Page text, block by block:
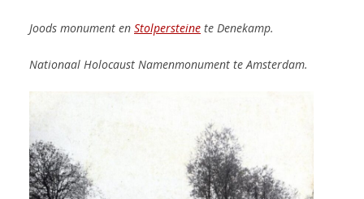
Joods monument en Stolpersteine te Denekamp.
Nationaal Holocaust Namenmonument te Amsterdam.